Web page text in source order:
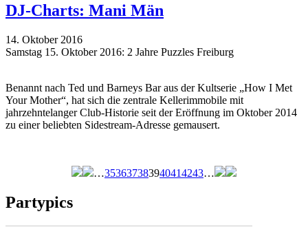
DJ-Charts: Mani Män
14. Oktober 2016
Samstag 15. Oktober 2016: 2 Jahre Puzzles Freiburg
Benannt nach Ted und Barneys Bar aus der Kultserie „How I Met
Your Mother“, hat sich die zentrale Kellerimmobile mit
jahrzehntelanger Club-Historie seit der Eröffnung im Oktober 2014
zu einer beliebten Sidestream-Adresse gemausert.
…353637383940414243…
Partypics